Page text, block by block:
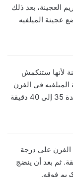
العجينة، بعد ذلك
عجينة الميلفيه
في العجينة لأنها ستنكمش
في الفرن
على درجة حرارة 160 درجة مئوية لمدة 35 إلى 40 دقيقة
الفرن على درجة
درجة مئوية لمدة 20 دقيقة. ثم بعد أن ينضج
فوقه.